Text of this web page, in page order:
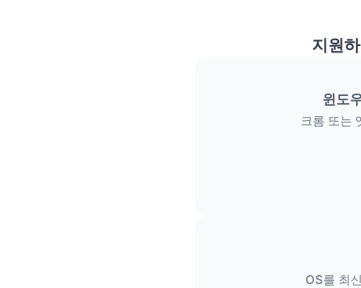
지원
윈도
크롬 또는
OS를 최